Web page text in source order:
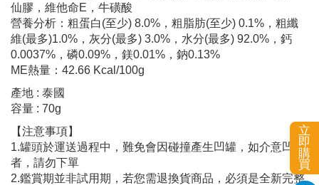
立
即
購
買
仙膠，維他命E，牛磺酸
營養分析：粗蛋白(至少) 8.0%，粗脂肪(至少) 0.1%，粗纖
維(最多)1.0%，灰分(最多) 3.0%，水分(最多) 92.0%，鈣
0.0037%，磷0.09%，鎂0.01%，鈉0.13%
ME熱量：42.66 Kcal/100g
產地 : 泰國
容量 : 70g
【注意事項】
1.罐頭於運送過程中，難免會因碰撞產生凹罐，如介意凹罐
者，請勿下單
2.鑑賞期並非試用期，若您需退換貨商品，必須是全新完整